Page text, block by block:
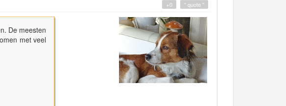
" quote "
+0
De meesten
met veel